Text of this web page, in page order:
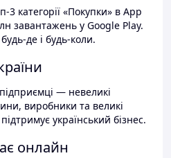
3 категорії «Покупки» в App
завантажень у Google Play.
де і будь-коли.
— невеликі
виробники та великі
український бізнес.
онлайн